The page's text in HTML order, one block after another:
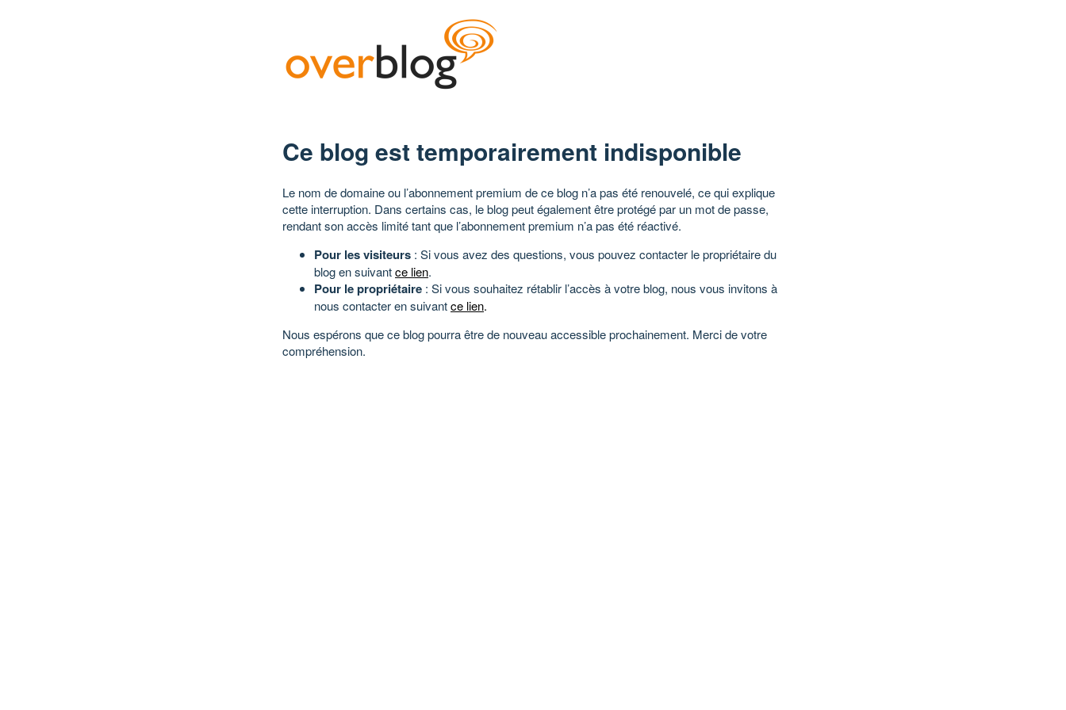
Ce blog est temporairement indisponible
Le nom de domaine ou l’abonnement premium de ce blog n’a pas été renouvelé, ce qui explique
cette interruption. Dans certains cas, le blog peut également être protégé par un mot de passe,
rendant son accès limité tant que l’abonnement premium n’a pas été réactivé.
Pour les visiteurs : Si vous avez des questions, vous pouvez contacter le propriétaire du
blog en suivantce lien.
Pour le propriétaire : Si vous souhaitez rétablir l’accès à votre blog, nous vous invitons à
nous contacter en suivantce lien.
Nous espérons que ce blog pourra être de nouveau accessible prochainement. Merci de votre
compréhension.